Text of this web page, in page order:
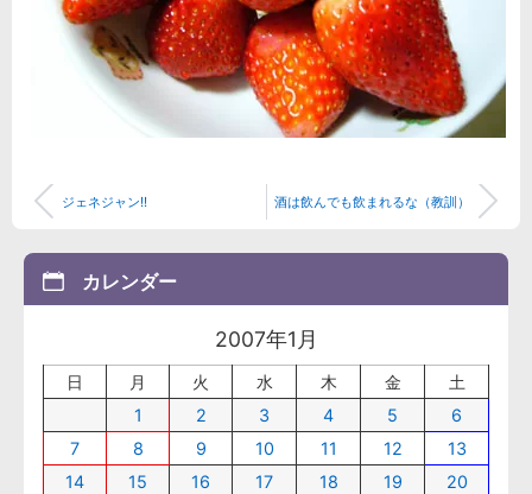
ジェネジャン!! 酒は飲んでも飲まれるな（教訓）
カレンダー
2007年1月
日 月 火 水 木 金
土
1
2 3 4 5
6
7
8 9 10 11 12
13
14
15 16 17 18 19
20